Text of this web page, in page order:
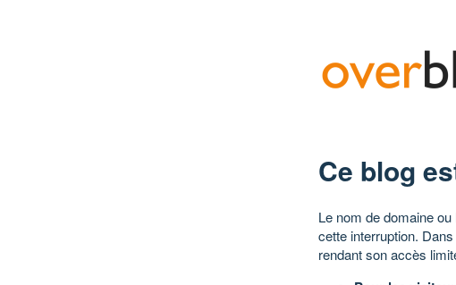
Ce blog
Le nom de domaine
cette interruption.
rendant son accès